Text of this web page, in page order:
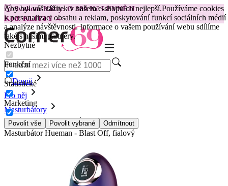
Aby byl váš zážitek v našem e-shopu co nejlepší.Používáme cookies
k personalizaci obsahu a reklam, poskytování funkcí sociálních médií
a analýze návštěvnosti. Informace o vašem používání webu sdílíme
také s našimi partnery.
Nezbytné
Funkční
Statistické
Marketing
Povolit vše Povolit vybrané Odmítnout
😽Svakom Klitty: O 380 Kč LEVNĚJI
Kód: KLITTY →
Domů
Pro něj
Masturbátory
Vibrační masturbátory
Masturbátor Hueman - Blast Off, fialový